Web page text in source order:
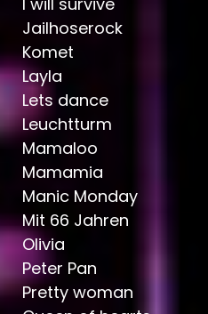
Jailhoserock
Komet
Layla
Lets dance
Leuchtturm
Mamaloo
Mamamia
Manic Monday
Mit 66 Jahren
Olivia
Peter Pan
Pretty woman